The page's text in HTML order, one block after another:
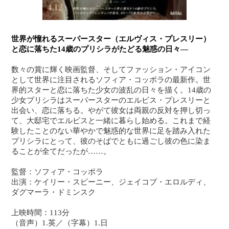
世界が憧れるスーパースター（エルヴィス・プレスリー）
と恋に落ちた14歳のプリシラがたどる魅惑の日々―
数々の賞に輝く映画監督、そしてファッション・アイコン
として世界に注目されるソフィア・コッポラの最新作。世
界的スターと恋に落ちた少女の波乱の日々を描く。14歳の
少女プリシラはスーパースターのエルビス・プレスリーと
出会い、恋に落ちる。やがて彼女は両親の反対を押し切っ
て、大邸宅でエルビスと一緒に暮らし始める。これまで経
験したことのない華やかで魅惑的な世界に足を踏み入れた
プリシラにとって、彼のそばでともに過ごし彼の色に染ま
ることが全てだったが……。
監督：ソフィア・コッポラ
出演：ケイリー・スピーニー、ジェイコブ・エロルディ、
ダグマーラ・ドミンスク
上映時間：113分
（音声）1.英／（字幕）1.日